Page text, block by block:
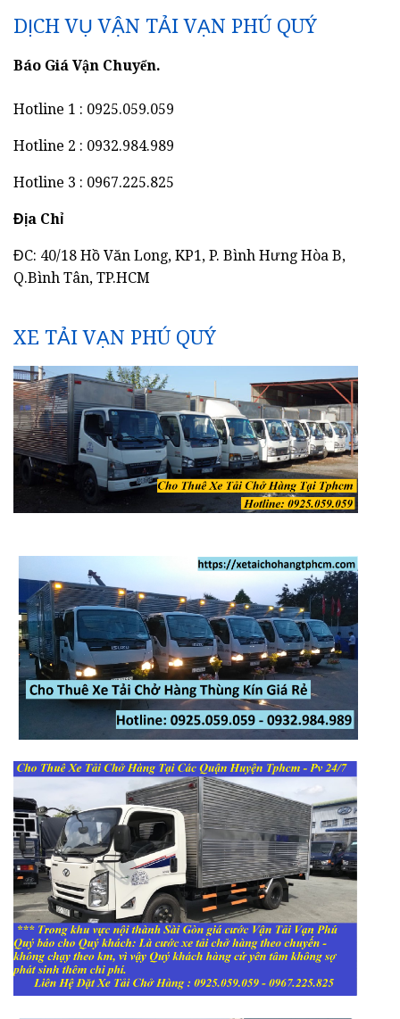
DỊCH VỤ VẬN TẢI VẠN PHÚ QUÝ
Báo Giá Vận Chuyển.
Hotline 1 : 0925.059.059
Hotline 2 : 0932.984.989
Hotline 3 : 0967.225.825
Địa Chỉ
ĐC: 40/18 Hồ Văn Long, KP1, P. Bình Hưng Hòa B,
Q.Bình Tân, TP.HCM
XE TẢI VẠN PHÚ QUÝ